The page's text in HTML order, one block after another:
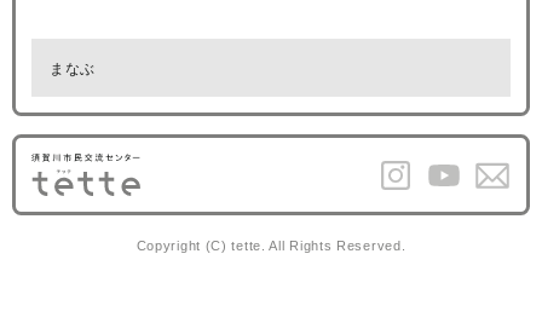
まなぶ
Copyright (C) tette. All Rights Reserved.